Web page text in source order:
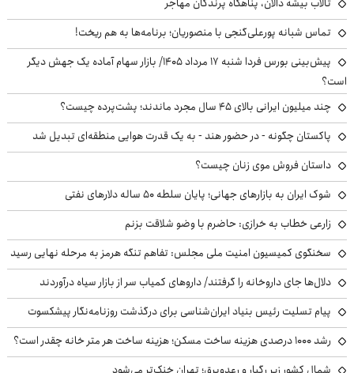
تماس شبانه پورعلی‌گنجی با منصوریان؛ برنامه‌ها به هم ریخت!
پیش‌بینی بورس فردا شنبه ۱۷ مرداد ۱۴۰۵/ بازار سهام آماده یک جهش دیگر
است؟
چند میلیون ایرانی بالای ۴۵ سال مجرد ماندند؛ پشت‌پرده چیست؟
پاکستان چگونه - در حضور هند - به یک قدرت هوایی منطقه‌ای تبدیل شد
داستان فروش موی زنان چیست؟
شوک ایران به بازارهای جهانی؛ پایان سلطه ۵۰ ساله دلارهای نفتی
زارعی خطاب به خرازی: حاضرم با وضو شلاقت بزنم
سخنگوی کمیسیون امنیت ملی مجلس: تفاهم تنگه هرمز به مرحله نهایی رسید
دلال‌ها جای داروخانه را گرفتند/ داروهای کمیاب سر از بازار سیاه درآوردند
پیام تسلیت رئیس بنیاد ایران‌شناسی برای درگذشت روزنامه‌نگار پیشکسوت
رشد ۱۰۰۰ درصدی هزینه ساخت مسکن؛ هزینه ساخت هر متر خانه چقدر است؟